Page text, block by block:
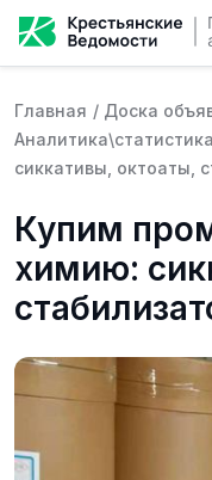
Главная / Доска
Аналитика\статистика
сиккативы, октоаты,
Купим
химию: